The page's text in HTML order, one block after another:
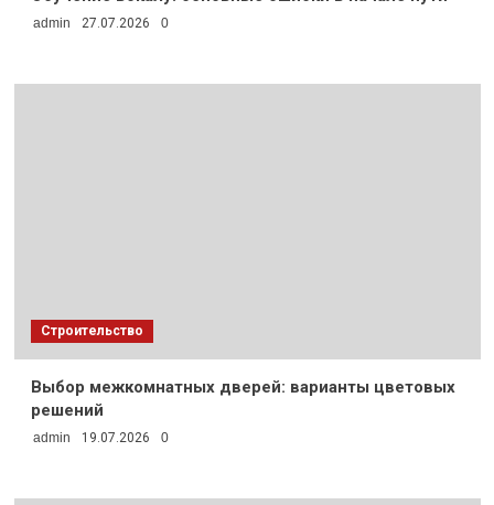
admin 27.07.2026 0
Строительство
Выбор межкомнатных дверей: варианты цветовых
решений
admin 19.07.2026 0